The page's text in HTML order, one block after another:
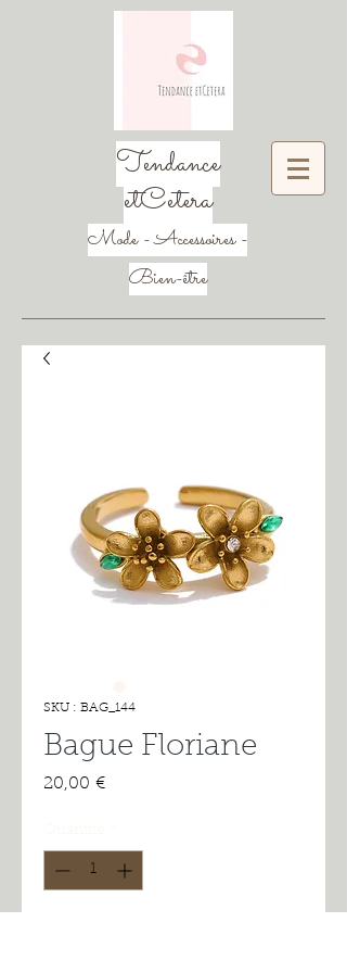
Tendance
etCetera
Mode - Accessoires -
Bien-être
SKU : BAG_144
Bague Floriane
20,00 €Prix